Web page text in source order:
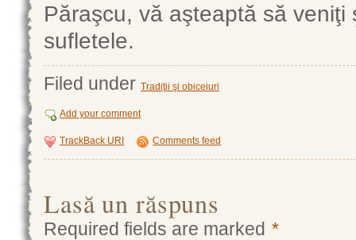
Păraşcu, vă aşteaptă să
sufletele.
Filed under Tradiţii şi obiceiuri
Add your comment
TrackBack URI Comments feed
Lasă un răspuns
Required fields are marked *